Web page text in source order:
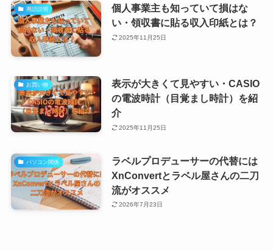
用語説明
個人事業主も知っていて損はな
い・領収書に貼る収入印紙とは？
2025年11月25日
お買い物
表示が大きくて見やすい・CASIO
の電波時計（目覚まし時計）を紹
介
2025年11月25日
パソコン関係
ラベルプロデューサーの代替には
XnConvertとラベル屋さんの二刀
流がオススメ
2026年7月23日